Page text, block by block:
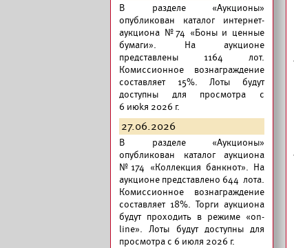
В разделе «Аукционы»
опубликован каталог интернет-
аукциона №74 «Боны и ценные
бумаги». На аукционе
представлены 1164 лот.
Комиссионное вознаграждение
составляет 15%. Лоты будут
доступны для просмотра с
6 июkя 2026 г.
27.06.2026
В разделе «Аукционы»
опубликован каталог аукциона
№174 «Коллекция банкнот». На
аукционе представлено 644 лота.
Комиссионное вознаграждение
составляет 18%. Торги аукциона
будут проходить в режиме «on-
line». Лоты будут доступны для
просмотра с 6 июля 2026 г.